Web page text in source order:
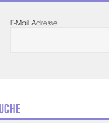
E-Mail Adresse